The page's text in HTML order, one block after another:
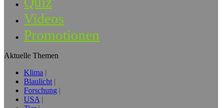
Videos
Promotionen
Aktuelle Themen
Klima
Blaulicht
Forschung
USA